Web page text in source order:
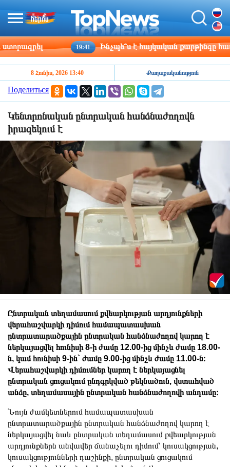
19:41 Ինչպե՞ս է հայկական քարթինգը
8 Հունիս, 2026 13:40 Քաղաքականություն
Поделиться
Կենտրոնական ընտրական հանձնաժողովն
իրազեկում է
Ընտրական տեղամասում քվեարկության արդյունքների
վերահաշվարկի դիմում համապատասխան
ընտրատարածքային ընտրական հանձնաժողով կարող է
ներկայացվել հունիսի 8-ի ժամը 12.00-ից մինչև ժամը 18.00-
ն, կամ հունիսի 9-ին` ժամը 9.00-ից մինչև ժամը 11.00-ն։
Վերահաշվարկի դիմումներ կարող է ներկայացնել
ընտրական ցուցակում ընդգրկված թեկնածուն, վստահված
անձը, տեղամասային ընտրական հանձնաժողովի անդամը։
Նույն ժամկետներում համապատասխան
ընտրատարածքային ընտրական հանձնաժողով կարող է
ներկայացվել նաև ընտրական տեղամասում քվեարկության
արդյունքներն անվավեր ճանաչելու դիմում՝ կուսակցության,
կուսակցությունների դաշինքի, ընտրական ցուցակում